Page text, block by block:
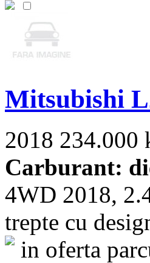
Mitsubishi
2018 234.000
Carburant:
4WD 2018,
trepte cu
in oferta